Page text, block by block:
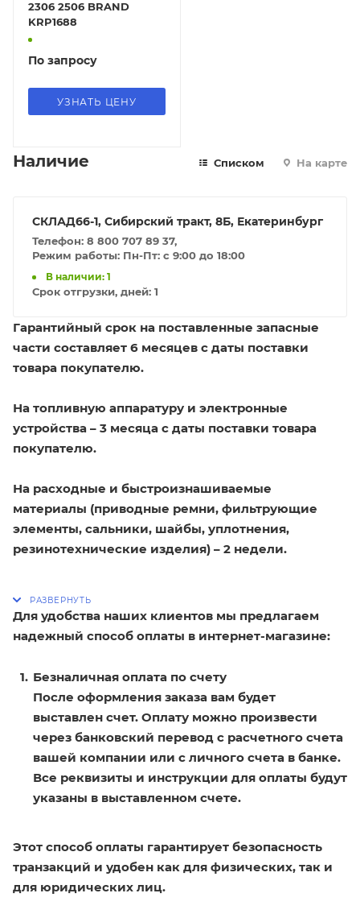
2306 2506 BRAND
KRP1688
По запросу
УЗНАТЬ ЦЕНУ
Наличие Списком На карте
СКЛАД66-1, Сибирский тракт, 8Б, Екатеринбург
Телефон: 8 800 707 89 37,
Режим работы: Пн-Пт: с 9:00 до 18:00
В наличии: 1
Срок отгрузки, дней: 1
Гарантийный срок на поставленные запасные
части составляет 6 месяцев с даты поставки
товара покупателю.
На топливную аппаратуру и электронные
устройства – 3 месяца с даты поставки товара
покупателю.
На расходные и быстроизнашиваемые
материалы (приводные ремни, фильтрующие
элементы, сальники, шайбы, уплотнения,
резинотехнические изделия) – 2 недели.
Для удобства наших клиентов мы предлагаем
надежный способ оплаты в интернет-магазине:
Безналичная оплата по счету
После оформления заказа вам будет
выставлен счет. Оплату можно произвести
через банковский перевод с расчетного счета
вашей компании или с личного счета в банке.
Все реквизиты и инструкции для оплаты будут
указаны в выставленном счете.
Этот способ оплаты гарантирует безопасность
транзакций и удобен как для физических, так и
для юридических лиц.